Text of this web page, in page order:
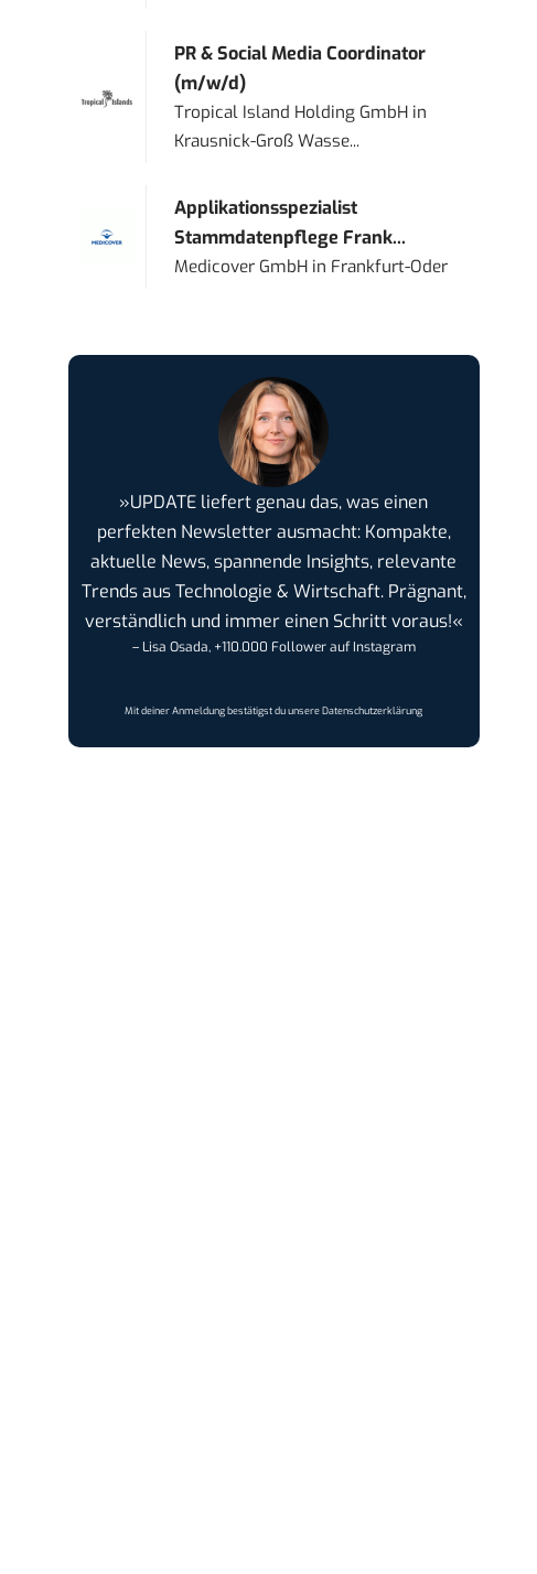
PR & Social Media Coordinator
(m/w/d)
Tropical Island Holding GmbH in
Krausnick-Groß Wasse...
Applikationsspezialist
Stammdatenpflege Frank...
Medicover GmbH in Frankfurt-Oder
»UPDATE liefert genau das, was einen
perfekten Newsletter ausmacht: Kompakte,
aktuelle News, spannende Insights, relevante
Trends aus Technologie & Wirtschaft. Prägnant,
verständlich und immer einen Schritt voraus!«
– Lisa Osada, +110.000 Follower auf Instagram
Mit deiner Anmeldung bestätigst du unsereDatenschutzerklärung